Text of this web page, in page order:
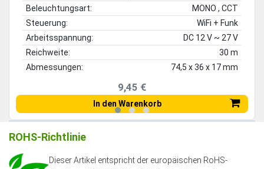
Beleuchtungsart:
MONO , CCT
Steuerung:
WiFi + Funk
Arbeitsspannung:
DC 12 V ~ 27 V
Reichweite:
30 m
Abmessungen:
74,5 x 36 x 17 mm
9,45 €
In den Warenkorb
ROHS-Richtlinie
Dieser Artikel entspricht der europäischen RoHS-